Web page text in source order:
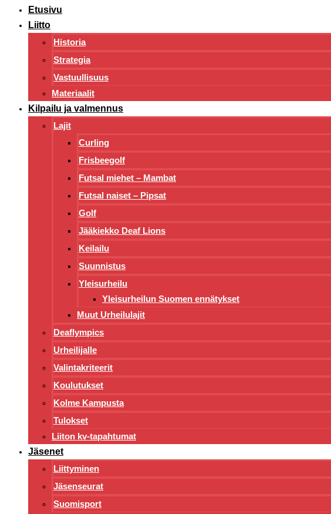
Etusivu
Liitto
Historia
Strategia
Vastuullisuus
Materiaalit
Kilpailu ja valmennus
Lajit
Curling
Frisbeegolf
Futsal miehet – Mambat
Futsal naiset – Pipsat
Golf
Jääkiekko Deaf Lions
Keilailu
Suunnistus
Yleisurheilu
Yleisurheilun Suomen ennätykset
Muut Urheilulajit
Deaflympics
Urheilijalle
Valintakriteerit
Koulutukset
Kolme Kampusta
Tulokset
Liiton kv-tapahtumat
Jäsenet
Liittyminen
Jäsenseurat
Suomisport